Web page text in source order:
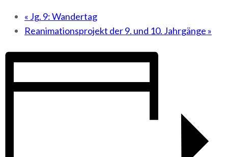
« Jg. 9: Wandertag
Reanimationsprojekt der 9. und 10. Jahrgänge »